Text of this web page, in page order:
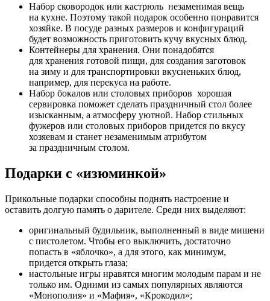
Набор сковородок или кастрюль незаменимая вещь
на кухне. Поэтому такой подарок особенно понравится
хозяйке. В посуде разных размеров и конфигураций
будет возможность приготовить кучу вкусных блюд.
Контейнеры для хранения. Они понадобятся
для хранения готовой пищи, для создания заготовок
на зиму и для транспортировки вкусненьких блюд,
например, для перекуса на работе.
Набор бокалов или столовых приборов хорошая
сервировка поможет сделать праздничный стол более
изысканным, а атмосферу уютной. Набор стильных
фужеров или столовых приборов придется по вкусу
хозяевам и станет незаменимым атрибутом
за праздничным столом.
Подарки с «изюминкой»
Прикольные подарки способны поднять настроение и
оставить долгую память о дарителе. Среди них выделяют:
оригинальный будильник, выполненный в виде мишени
с пистолетом. Чтобы его выключить, достаточно
попасть в «яблочко», а для этого, как минимум,
придется открыть глаза;
настольные игры нравятся многим молодым парам и не
только им. Одними из самых популярных являются
«Монополия» и «Мафия», «Крокодил»;